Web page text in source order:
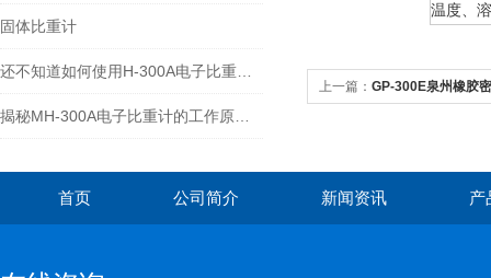
固体比重计
温度、
上一篇： GP-300E泉州橡胶
首页 公司简介 新闻资讯 产